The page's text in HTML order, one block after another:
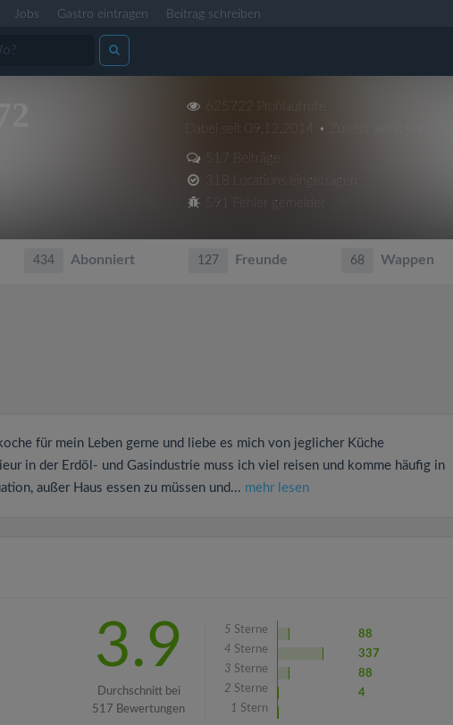
Jobs Gastro eintragen Beitrag schreiben
625722 Profilaufrufe
Dabei seit 09.12.2014 • Zuletzt aktiv: vor 1 Tag
517 Beiträge
318 Locations eingetragen
591 Fehler gemeldet
434 Abonniert 127 Freunde 68 Wappen
für mein Leben gerne und liebe es mich von jeglicher Küche
in der Erdöl- und Gasindustrie muss ich viel reisen und komme häufig in
außer Haus essen zu müssen und... mehr lesen
3.9
Durchschnitt bei
517 Bewertungen
5 Sterne
88
4 Sterne
337
3 Sterne
88
2 Sterne
4
1 Stern